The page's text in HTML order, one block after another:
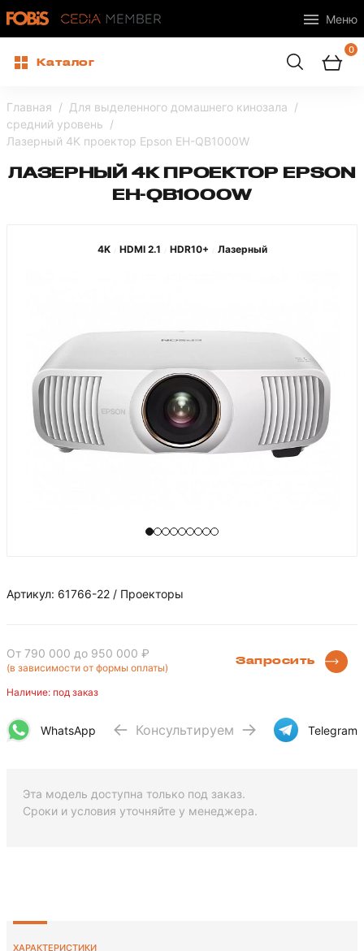
Меню
Каталог
0
Главная
Для выделенного домашнего кинозала
средний уровень
Лазерный 4K проектор Epson EH-QB1000W
ЛАЗЕРНЫЙ 4K ПРОЕКТОР EPSON
EH-QB1000W
4K HDMI 2.1 HDR10+ Лазерный
Артикул: 61766-22 / Проекторы
От 790 000 до 950 000 ₽
(в зависимости от формы оплаты)
Наличие: под заказ
Запросить
WhatsApp Консультируем Telegram
Эта модель доступна только под заказ.
Сроки и условия уточняйте у менеджера.
ХАРАКТЕРИСТИКИ